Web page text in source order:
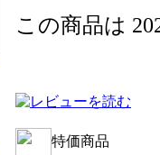
この商品は
特価商品